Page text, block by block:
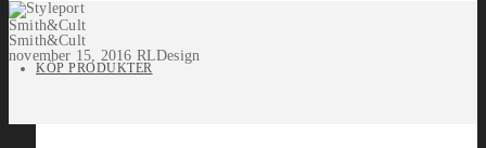
KÖP PRODUKTER
Smith&Cult
Smith&Cult
november 15, 2016 RLDesign